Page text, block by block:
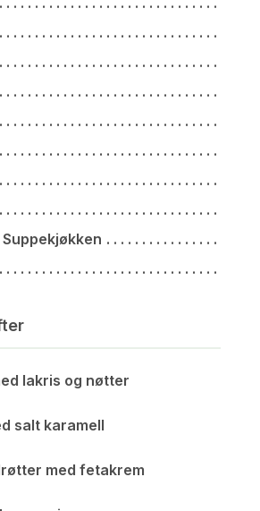
lakris og nøtter
salt karamell
med fetakrem